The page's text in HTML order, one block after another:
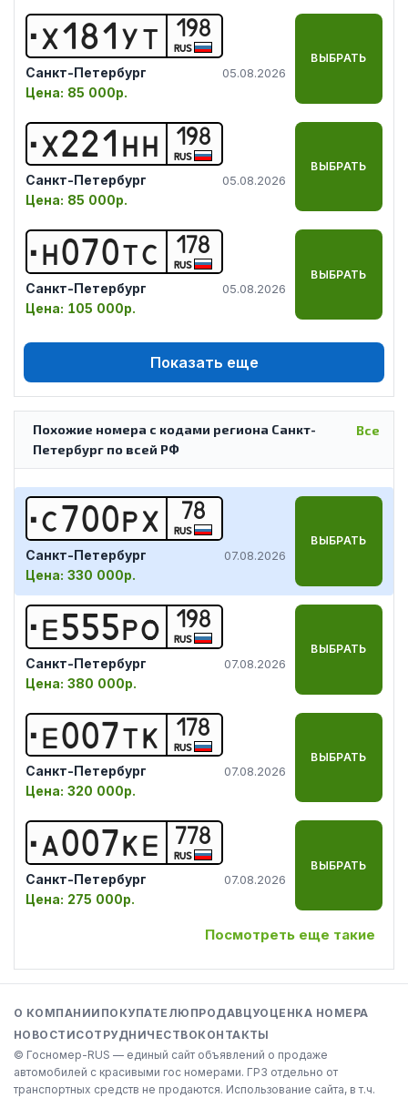
Х1 81 УТ 198
RUS
Санкт-Петербург 05.08.2026
Цена: 85 000р.
ВЫБРАТЬ
Х221 НН 198
RUS
Санкт-Петербург 05.08.2026
Цена: 85 000р.
ВЫБРАТЬ
Н070ТС 178
RUS
Санкт-Петербург 05.08.2026
Цена: 105 000р.
ВЫБРАТЬ
Показать еще
Все
Похожие номера с кодами региона Санкт-
Петербург по всей РФ
С700РХ 78
RUS
Санкт-Петербург 07.08.2026
Цена: 330 000р.
ВЫБРАТЬ
Е555РО 198
RUS
Санкт-Петербург 07.08.2026
Цена: 380 000р.
ВЫБРАТЬ
Е007ТК 178
RUS
Санкт-Петербург 07.08.2026
Цена: 320 000р.
ВЫБРАТЬ
А007КЕ 778
RUS
Санкт-Петербург 07.08.2026
Цена: 275 000р.
ВЫБРАТЬ
Посмотреть еще такие
© Госномер-RUS — единый сайт объявлений о продаже
автомобилей с красивыми гос номерами. ГРЗ отдельно от
транспортных средств не продаются. Использование сайта, в т.ч.
О КОМПАНИИ ПОКУПАТЕЛЮ ПРОДАВЦУОЦЕНКА НОМЕРА
НОВОСТИСОТРУДНИЧЕСТВОКОНТАКТЫ